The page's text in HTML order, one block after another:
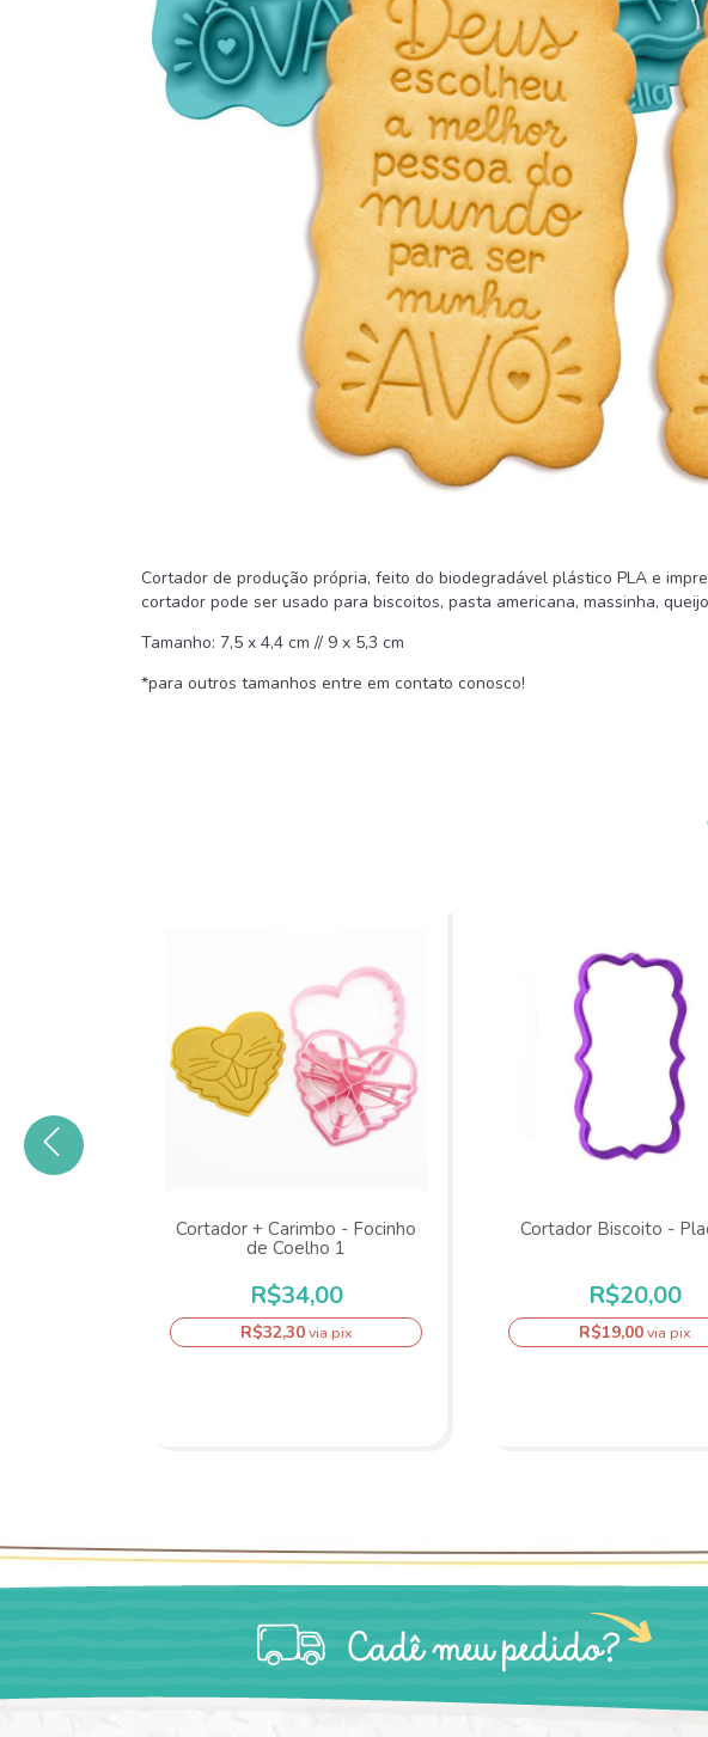
Cortador de produção própria, feito do biodegradável plástico PLA e
cortador pode ser usado para biscoitos, pasta americana, massinha,
Tamanho: 7,5 x 4,4 cm // 9 x 5,3 cm
*para outros tamanhos entre em contato conosco!
Cortador + Carimbo - Focinho
de Coelho 1
R$34,00
R$32,30via pix
Cortador Biscoito -
R$20,00
R$19,00via pix